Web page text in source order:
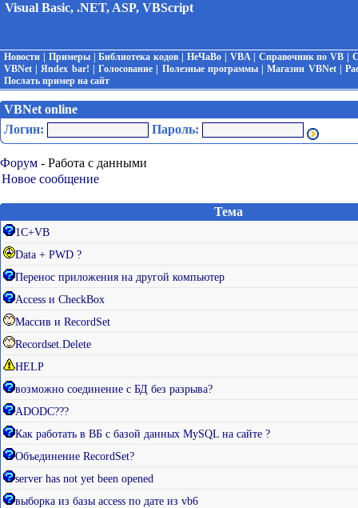
Visual Basic, .NET, ASP, VBScript
Новости Примеры|Библиотека кодов |НеЧаВо VBA| Справочник по VB |
VBNet |Яndex bar! |Голосование Полезные программы|Магазин VBNet|
Послать пример на сайт
VBNet online
Логин:
Пароль:
Форум - Работа с данными
Новое сообщение
Тема
1С+VB
Data + PWD ?
Перенос приложения на другой компьютер
Access и CheckBox
Массив и RecordSet
Recordset.Delete
HELP
возможно соединение с БД без разрыва?
ADODC???
Как работать в ВБ с базой данных MySQL на сайте ?
Объединение RecordSet?
server has not yet been opened
выборка из базы access по дате из vb6